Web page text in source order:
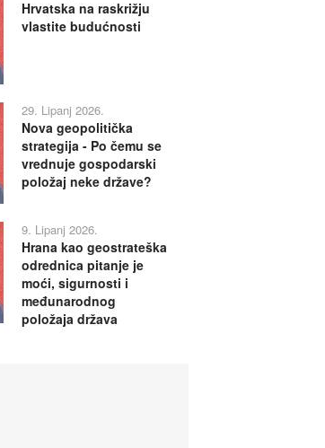
Hrvatska na raskrižju
vlastite budućnosti
29. Lipanj 2026.
Nova geopolitička
strategija - Po čemu se
vrednuje gospodarski
položaj neke države?
9. Lipanj 2026.
Hrana kao geostrateška
odrednica pitanje je
moći, sigurnosti i
međunarodnog
položaja država